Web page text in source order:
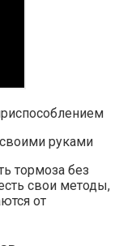
руками
тормоза без
свои методы,
от